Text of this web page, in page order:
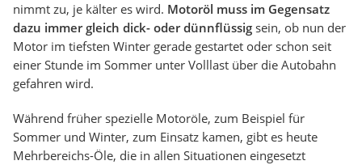
nimmt zu, je kälter es wird. Motoröl muss im Gegensatz
dazu immer gleich dick- oder dünnflüssig sein, ob nun der
Motor im tiefsten Winter gerade gestartet oder schon seit
einer Stunde im Sommer unter Volllast über die Autobahn
gefahren wird.
Während früher spezielle Motoröle, zum Beispiel für
Sommer und Winter, zum Einsatz kamen, gibt es heute
Mehrbereichs-Öle, die in allen Situationen eingesetzt